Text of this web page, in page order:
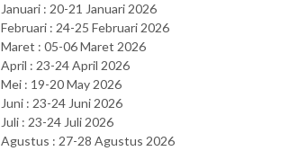
Januari : 20-21 Januari 2026
Februari : 24-25 Februari 2026
Maret : 05-06 Maret 2026
April : 23-24 April 2026
Mei : 19-20 May 2026
Juni : 23-24 Juni 2026
Juli : 23-24 Juli 2026
Agustus : 27-28 Agustus 2026